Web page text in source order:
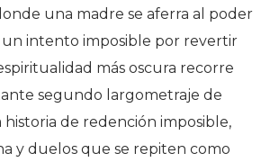
una madre se aferra al poder
un intento imposible por revertir
más oscura recorre
segundo largometraje de
historia de redención imposible,
y duelos que se repiten como